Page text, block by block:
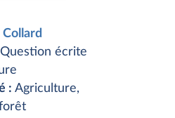
Question écrite
: Agriculture,